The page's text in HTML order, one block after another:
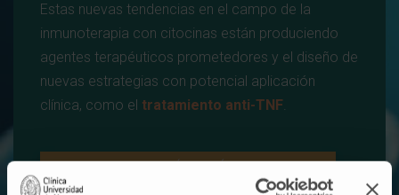
Estas nuevas tendencias en el campo de la
inmunoterapia con citocinas están produciendo
agentes terapéuticos prometedores y el diseño de
nuevas estrategias con potencial aplicación
clínica, como el tratamiento anti-TNF.